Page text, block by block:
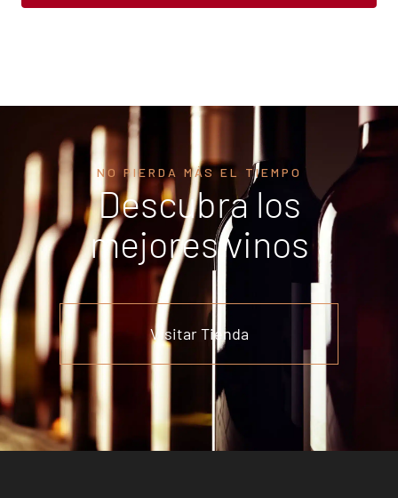
NO PIERDA MÁS EL TIEMPO
Descubra los
mejores vinos
Visitar Tienda